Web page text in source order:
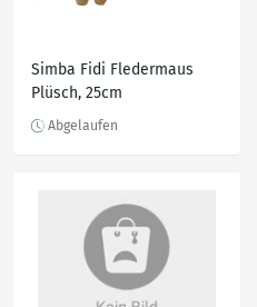
Simba Fidi Fledermaus
Plüsch, 25cm